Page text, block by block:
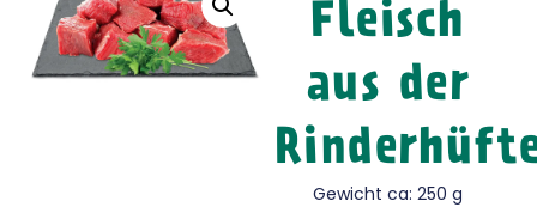
Fleisch
aus der
Gewicht ca: 250 g